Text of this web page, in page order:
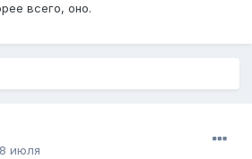
всего, оно.
8 июля